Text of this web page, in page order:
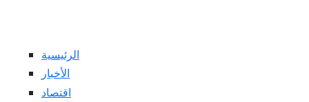
الرئيسية
الأخبار
اقتصاد